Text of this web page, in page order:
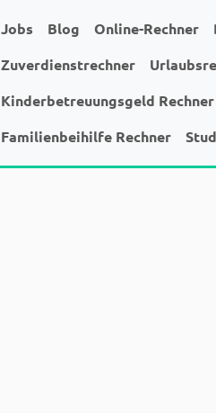
Jobs Blog Online-Rechner
Zuverdienstrechner
Kinderbetreuungsgeld
Familienbeihilfe Rechner